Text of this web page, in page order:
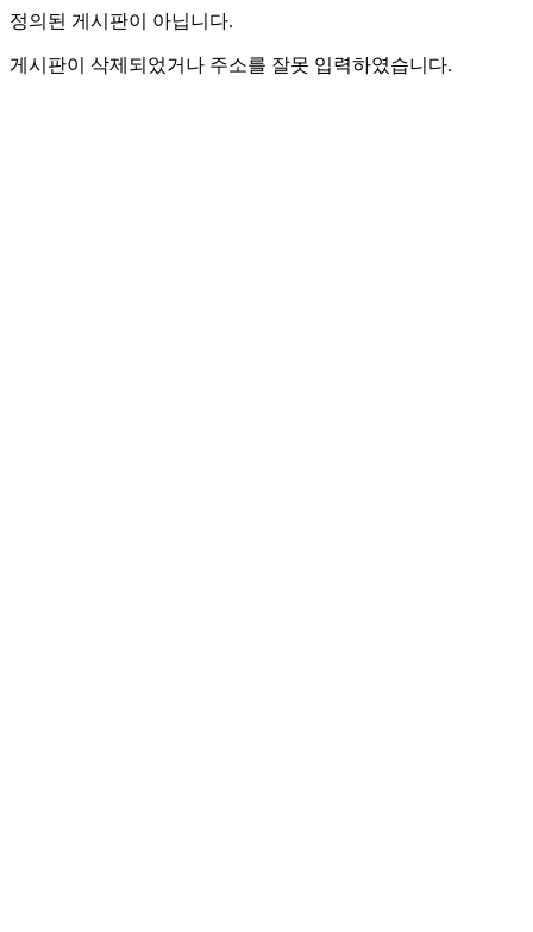
정의된 게시판이 아닙니다.
게시판이 삭제되었거나 주소를 잘못 입력하였습니다.